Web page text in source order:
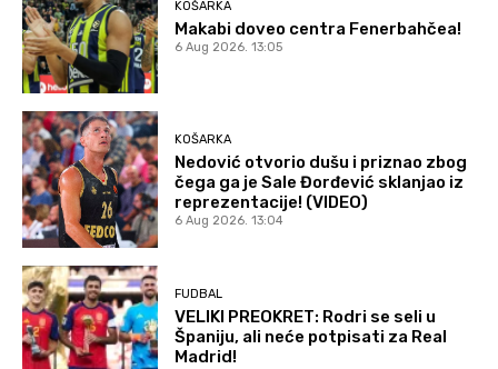
KOŠARKA
Makabi doveo centra Fenerbahčea!
6 Aug 2026. 13:05
KOŠARKA
Nedović otvorio dušu i priznao zbog
čega ga je Sale Đorđević sklanjao iz
reprezentacije! (VIDEO)
6 Aug 2026. 13:04
FUDBAL
VELIKI PREOKRET: Rodri se seli u
Španiju, ali neće potpisati za Real
Madrid!